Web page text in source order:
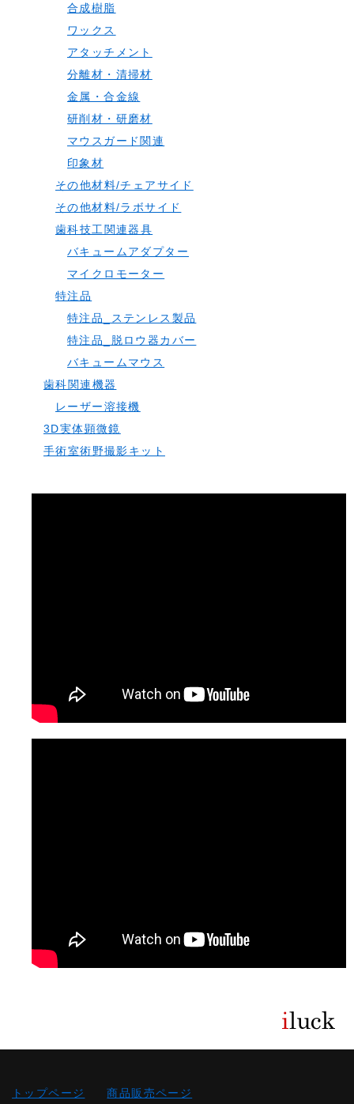
合成樹脂
ワックス
アタッチメント
分離材・清掃材
金属・合金線
研削材・研磨材
マウスガード関連
印象材
その他材料/チェアサイド
その他材料/ラボサイド
歯科技工関連器具
バキュームアダプター
マイクロモーター
特注品
特注品_ステンレス製品
特注品_脱ロウ器カバー
バキュームマウス
歯科関連機器
レーザー溶接機
3D実体顕微鏡
手術室術野撮影キット
トップページ 商品販売ページ